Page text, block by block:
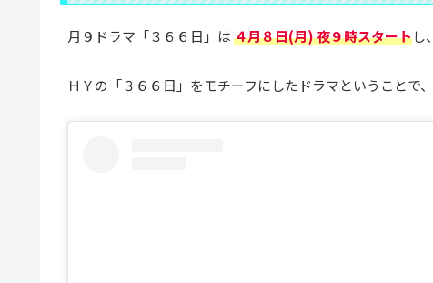
月９ドラマ「３６６日」は４月８日(月) 夜９時スタートし、
ＨＹの「３６６日」をモチーフにしたドラマということで、